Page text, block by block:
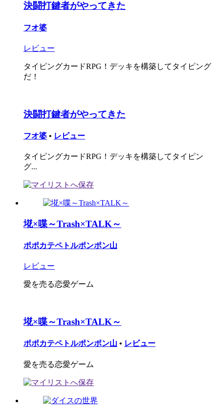
決闘打鍵者がやってきた
フオ婆
レビュー
タイピングカードRPG！デッキを構築してタイピング
だ！
決闘打鍵者がやってきた
フオ婆 • レビュー
タイピングカードRPG！デッキを構築してタイピン
グ...
埖×喋～Trash×TALK～
ポポカテペトルポンポン山
レビュー
愛を売る恋愛ゲーム
埖×喋～Trash×TALK～
ポポカテペトルポンポン山 • レビュー
愛を売る恋愛ゲーム